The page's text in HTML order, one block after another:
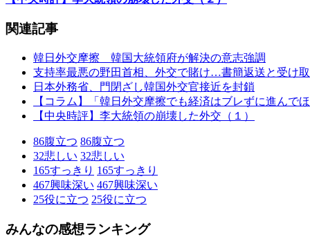
関連記事
韓日外交摩擦 韓国大統領府が解決の意志強調
支持率最悪の野田首相、外交で賭け…書簡返送と受け
日本外務省、門閉ざし韓国外交官接近を封鎖
【コラム】「韓日外交摩擦でも経済はブレずに進んでほ
【中央時評】李大統領の崩壊した外交（１）
86腹立つ 86腹立つ
32悲しい 32悲しい
165すっきり 165すっきり
467興味深い 467興味深い
25役に立つ 25役に立つ
みんなの感想ランキング